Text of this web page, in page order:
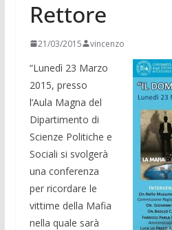
Rettore
21/03/2015 vincenzo
“Lunedì 23 Marzo
2015, presso
l’Aula Magna del
Dipartimento di
Scienze Politiche e
Sociali si svolgerà
una conferenza
per ricordare le
vittime della Mafia
nella quale sarà